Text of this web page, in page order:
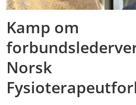
Kamp om
Norsk